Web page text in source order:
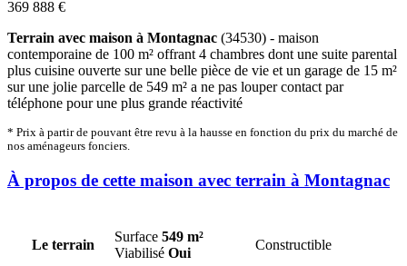
369 888 €
Terrain avec maison à Montagnac (34530) - maison
contemporaine de 100 m² offrant 4 chambres dont une suite parental
plus cuisine ouverte sur une belle pièce de vie et un garage de 15 m²
sur une jolie parcelle de 549 m² a ne pas louper contact par
téléphone pour une plus grande réactivité
* Prix à partir de pouvant être revu à la hausse en fonction du prix du marché de
nos aménageurs fonciers.
À propos de cette maison avec terrain à Montagnac
Le terrain
Surface 549 m²
Viabilisé Oui
Constructible